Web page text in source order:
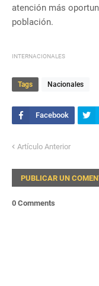
atención más
población.
INTERNACIONALES
Tags Nacionales
Artículo Anterior
PUBLICAR UN
0 Comments